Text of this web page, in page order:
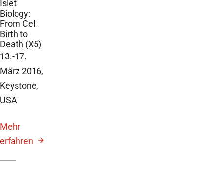
Islet
Biology:
From Cell
Birth to
Death (X5)
13.-17.
März 2016,
Keystone,
USA
Mehr
erfahren